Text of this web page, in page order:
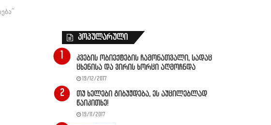
პოპულარული
კვების ობიექტების ჩამონათვალი, სადაც
ცხენისა და ვირის ხორცი აღმოჩნდა
19/12/2017
თუ ხელები გიბუჟდება, ეს აუცილებლად
წაიკითხე!
19/11/2017